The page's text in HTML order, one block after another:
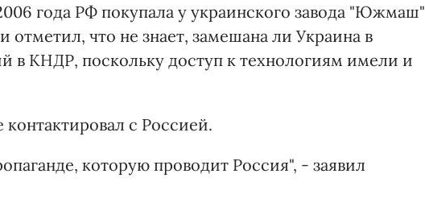
года РФ покупала у украинского завода "Южмаш"
что не знает, замешана ли Украина в
в КНДР, поскольку доступ к технологиям имели и
с Россией.
которую проводит Россия", - заявил